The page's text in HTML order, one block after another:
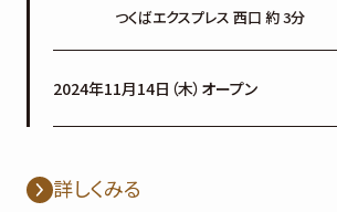
つくばエクスプレス 西口 約 3分
2024年11月14日（木）オープン
詳しくみる